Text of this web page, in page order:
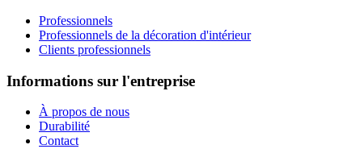
Professionnels
Professionnels de la décoration d'intérieur
Clients professionnels
Informations sur l'entreprise
À propos de nous
Durabilité
Contact